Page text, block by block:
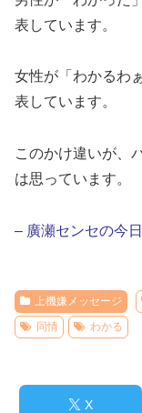
表しています。
女性が「わかるわ
表しています。
このかけ違いが、
は思っています。
– 廣瀬センセの今
上機嫌メッセージ
同情
わかる
X